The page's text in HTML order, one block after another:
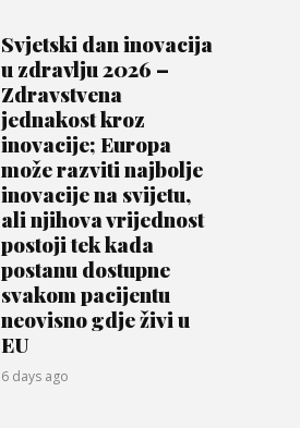
Svjetski dan inovacija
u zdravlju 2026 –
Zdravstvena
jednakost kroz
inovacije; Europa
može razviti najbolje
inovacije na svijetu,
ali njihova vrijednost
postoji tek kada
postanu dostupne
svakom pacijentu
neovisno gdje živi u
EU
6 days ago